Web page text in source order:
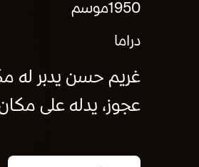
1950موسم
دراما
غريم حسن يدبر له
عجوز، يدله على